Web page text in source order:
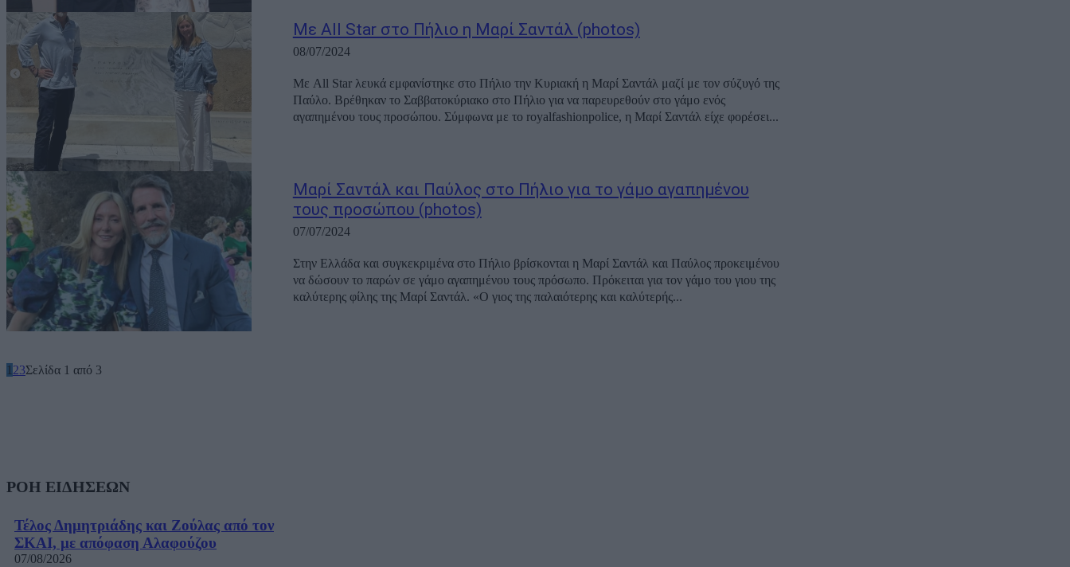
Με All Star στο Πήλιο η Μαρί Σαντάλ (photos)
08/07/2024
Με All Star λευκά εμφανίστηκε στο Πήλιο την Κυριακή η Μαρί Σαντάλ μαζί με τον σύζυγό της
Παύλο. Βρέθηκαν το Σαββατοκύριακο στο Πήλιο για να παρευρεθούν στο γάμο ενός
αγαπημένου τους προσώπου. Σύμφωνα με το royalfashionpolice, η Μαρί Σαντάλ είχε φορέσει...
Μαρί Σαντάλ και Παύλος στο Πήλιο για το γάμο αγαπημένου
τους προσώπου (photos)
07/07/2024
Στην Ελλάδα και συγκεκριμένα στο Πήλιο βρίσκονται η Μαρί Σαντάλ και Παύλος προκειμένου
να δώσουν το παρών σε γάμο αγαπημένου τους πρόσωπο. Πρόκειται για τον γάμο του γιου της
καλύτερης φίλης της Μαρί Σαντάλ. «Ο γιος της παλαιότερης και καλύτερής...
1 23Σελίδα 1 από 3
ΡΟΗ ΕΙΔΗΣΕΩΝ
Τέλος Δημητριάδης και Ζούλας από τον
ΣΚΑΙ, με απόφαση Αλαφούζου
07/08/2026